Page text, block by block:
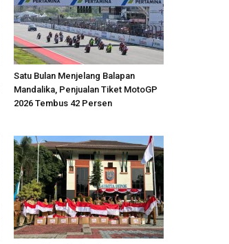
Satu Bulan Menjelang Balapan
Mandalika, Penjualan Tiket MotoGP
2026 Tembus 42 Persen